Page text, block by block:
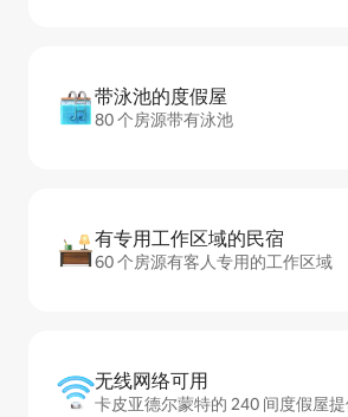
带泳池的度假屋
80 个房源带有泳池
有专用工作区域的民宿
60 个房源有客人专用的工作区域
无线网络可用
卡皮亚德尔蒙特的 240 间度假屋